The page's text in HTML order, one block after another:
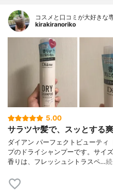
コスメと口コミが大好きな
kirakiranoriko
5.00
サラツヤ髪で、スッとする
ダイアン パーフェクトビューティ
プのドライシャンプーです。サイ
香りは、フレッシュシトラスペ…